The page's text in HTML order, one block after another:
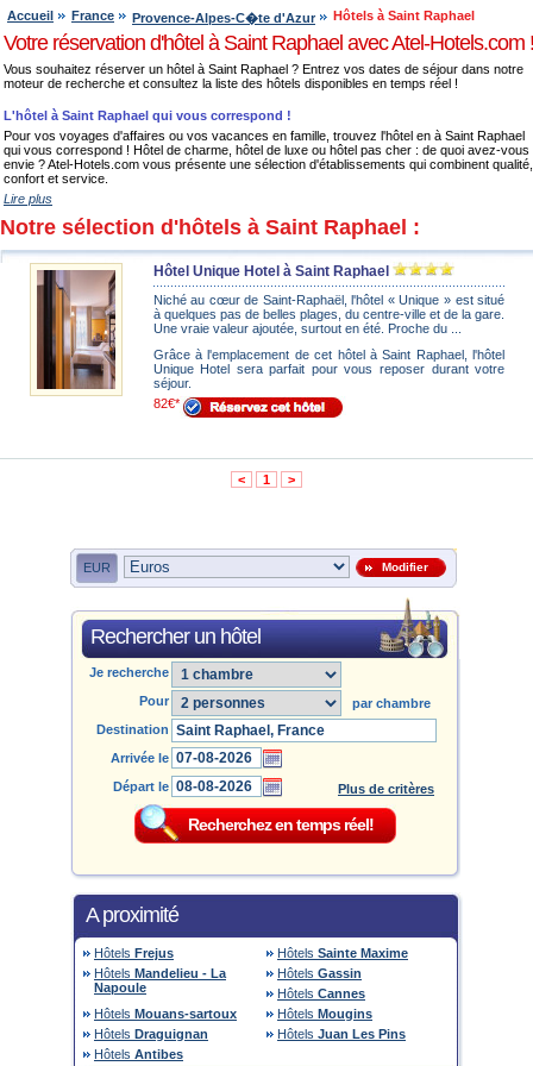
Accueil France Provence-Alpes-C�te d'Azur Hôtels à Saint Raphael
Votre réservation d'hôtel à Saint Raphael avec Atel-Hotels.com !
Vous souhaitez réserver un hôtel à Saint Raphael ? Entrez vos dates de séjour dans notre
moteur de recherche et consultez la liste des hôtels disponibles en temps réel !
L'hôtel à Saint Raphael qui vous correspond !
Pour vos voyages d'affaires ou vos vacances en famille, trouvez l'hôtel en à Saint Raphael
qui vous correspond ! Hôtel de charme, hôtel de luxe ou hôtel pas cher : de quoi avez-vous
envie ? Atel-Hotels.com vous présente une sélection d'établissements qui combinent qualité,
confort et service.
Lire plus
Notre sélection d'hôtels à Saint Raphael :
Hôtel Unique Hotel à Saint Raphael
Niché au cœur de Saint-Raphaël, l'hôtel « Unique » est situé
à quelques pas de belles plages, du centre-ville et de la gare.
Une vraie valeur ajoutée, surtout en été. Proche du ...
Grâce à l'emplacement de cet hôtel à Saint Raphael, l'hôtel
Unique Hotel sera parfait pour vous reposer durant votre
séjour.
82€*
< 1 >
EUR Modifier
Rechercher un hôtel
Je recherche
Pour
par chambre
Destination
Arrivée le
Départ le
Plus de critères
A proximité
Hôtels Frejus Hôtels Sainte Maxime
Hôtels Mandelieu - La
Napoule
Hôtels Gassin
Hôtels Cannes
Hôtels Mouans-sartoux Hôtels Mougins
Hôtels Draguignan Hôtels Juan Les Pins
Hôtels Antibes